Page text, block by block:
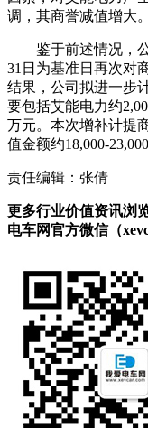
调，其商誉减值增大。
鉴于前述情况，
31日为基准日再次对
结果，公司拟进一步
要包括艾能电力约
万元。本次增补计提
值金额约18,000-
责任编辑：张倩
更多行业价值资讯浏
电车网官方微信（